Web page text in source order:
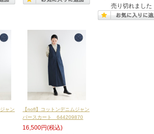
売り切れました
ャン
【nofl】コットンデニムジャン
パースカート 644209870
16,500円(税込)